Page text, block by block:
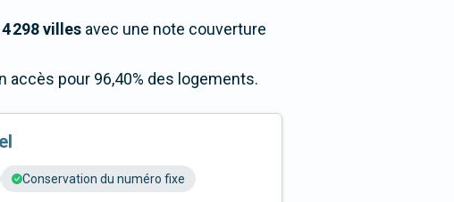
298 villes avec une note couverture
pour 96,40% des logements.
Conservation du numéro fixe